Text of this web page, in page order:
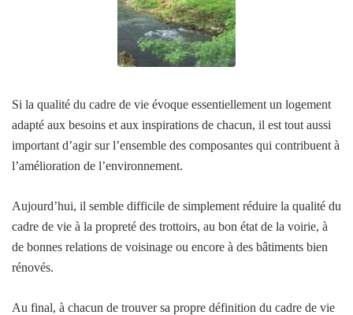
Si la qualité du cadre de vie évoque essentiellement un logement
adapté aux besoins et aux inspirations de chacun, il est tout aussi
important d’agir sur l’ensemble des composantes qui contribuent à
l’amélioration de l’environnement.
Aujourd’hui, il semble difficile de simplement réduire la qualité du
cadre de vie à la propreté des trottoirs, au bon état de la voirie, à
de bonnes relations de voisinage ou encore à des bâtiments bien
rénovés.
Au final, à chacun de trouver sa propre définition du cadre de vie